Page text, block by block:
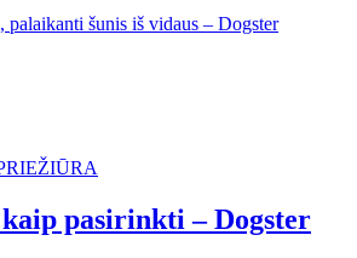
palaikanti šunis iš vidaus – Dogster
pasirinkti – Dogster